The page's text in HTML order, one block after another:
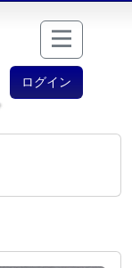
ログイン